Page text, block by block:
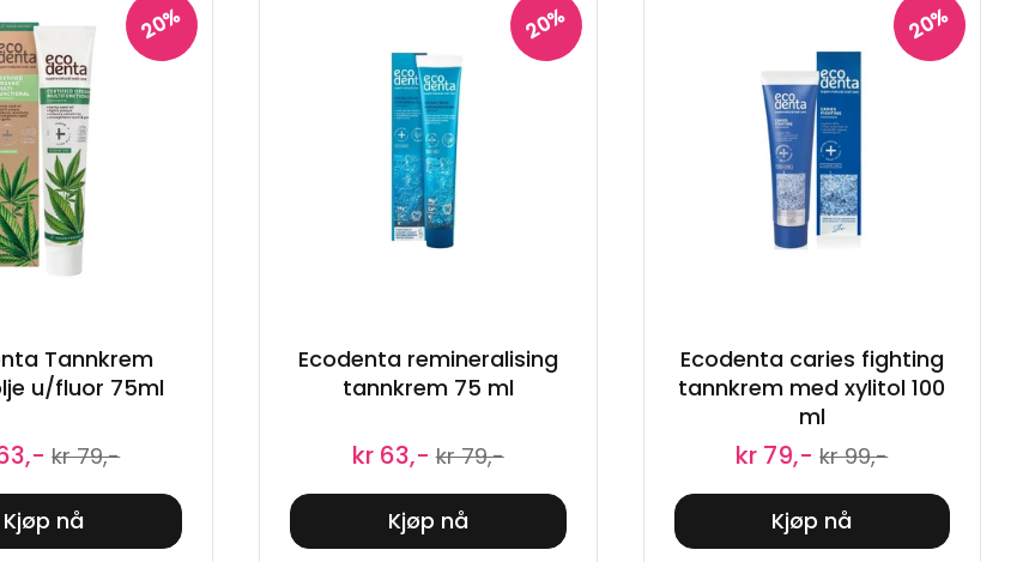
20%
Tannkrem
u/fluor 75ml
kr 79,-
Kjøp nå
20%
Ecodenta remineralising
tannkrem 75 ml
kr 63,- kr 79,-
Kjøp nå
20%
Ecodenta caries fighting
tannkrem med xylitol 100
ml
kr 79,- kr 99,-
Kjøp nå